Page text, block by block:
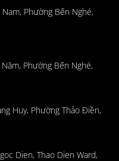
Phường Bến Nghé,
Phường Bến Nghé,
Huy, Phường Thảo Điền,
Dien, Thao Dien Ward,